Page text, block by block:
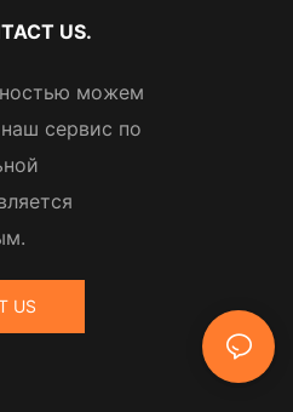
US.
можем
наш сервис по
US